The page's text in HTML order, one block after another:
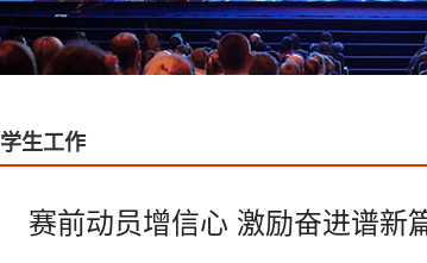
学生工作
赛前动员增信心 激励奋进谱新